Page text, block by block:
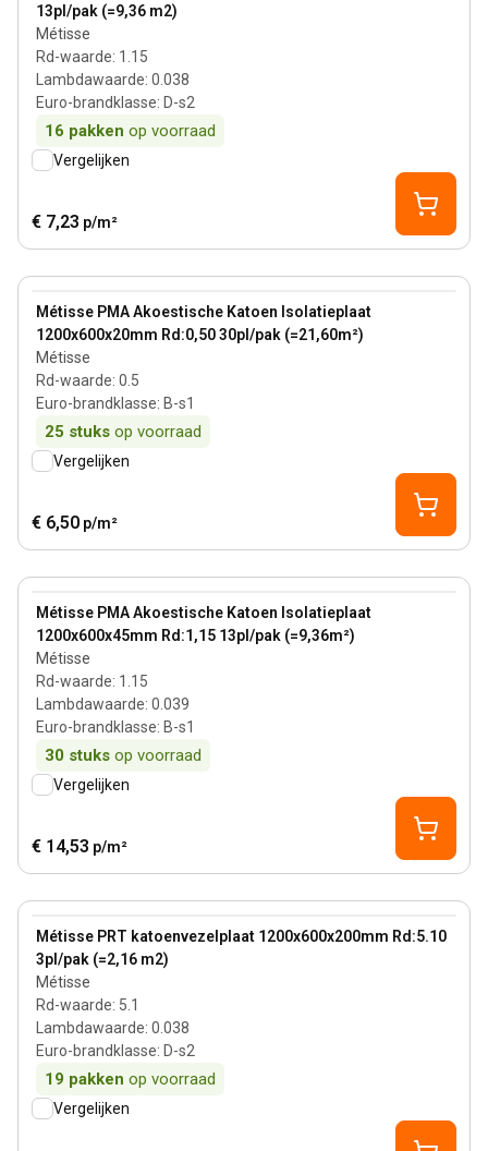
13pl/pak (=9,36 m2)
Métisse
Rd-waarde: 1.15
Lambdawaarde: 0.038
Euro-brandklasse: D-s2
16 pakken op voorraad
Vergelijken
€ 7,23 p/m²
Métisse PMA Akoestische Katoen Isolatieplaat
1200x600x20mm Rd:0,50 30pl/pak (=21,60m²)
Métisse
Rd-waarde: 0.5
Euro-brandklasse: B-s1
25 stuks op voorraad
View product
Vergelijken
€ 6,50 p/m²
Métisse PMA Akoestische Katoen Isolatieplaat
1200x600x45mm Rd:1,15 13pl/pak (=9,36m²)
Métisse
Rd-waarde: 1.15
Lambdawaarde: 0.039
Euro-brandklasse: B-s1
30 stuks op voorraad
View product
Vergelijken
€ 14,53 p/m²
Métisse PRT katoenvezelplaat 1200x600x200mm Rd:5.10
3pl/pak (=2,16 m2)
Métisse
Rd-waarde: 5.1
Lambdawaarde: 0.038
Euro-brandklasse: D-s2
19 pakken op voorraad
View product
Vergelijken